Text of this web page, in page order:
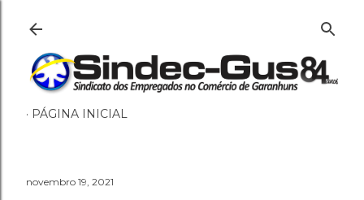
PÁGINA INICIAL
novembro 19, 2021